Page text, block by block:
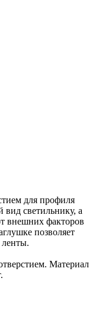
для профиля
светильнику, а
внешних факторов
позволяет
ленты.
Материал